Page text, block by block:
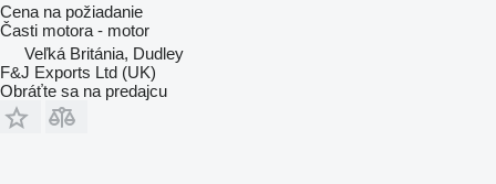
Cena na požiadanie
Časti motora - motor
Veľká Británia, Dudley
F&J Exports Ltd (UK)
Obráťte sa na predajcu